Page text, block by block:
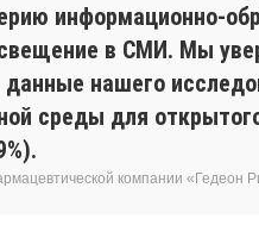
информационно-
в СМИ. Мы
нашего
среды для
компании «Гедеон